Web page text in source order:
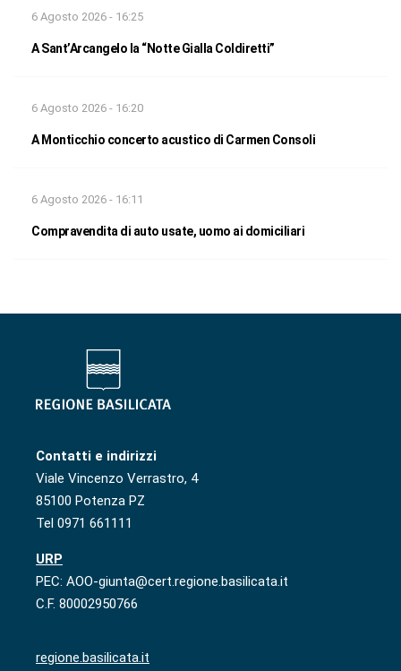
6 Agosto 2026 - 16:25
A Sant’Arcangelo la “Notte Gialla Coldiretti”
6 Agosto 2026 - 16:20
A Monticchio concerto acustico di Carmen Consoli
6 Agosto 2026 - 16:11
Compravendita di auto usate, uomo ai domiciliari
Contatti e indirizzi
Viale Vincenzo Verrastro, 4
85100 Potenza PZ
Tel 0971 661111
URP
PEC: AOO-giunta@cert.regione.basilicata.it
C.F. 80002950766
regione.basilicata.it